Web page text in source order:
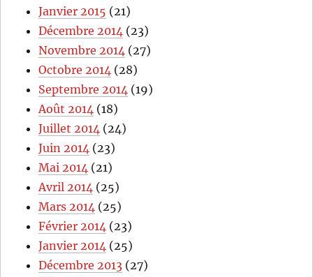
Janvier 2015 (21)
Décembre 2014 (23)
Novembre 2014 (27)
Octobre 2014 (28)
Septembre 2014 (19)
Août 2014 (18)
Juillet 2014 (24)
Juin 2014 (23)
Mai 2014 (21)
Avril 2014 (25)
Mars 2014 (25)
Février 2014 (23)
Janvier 2014 (25)
Décembre 2013 (27)